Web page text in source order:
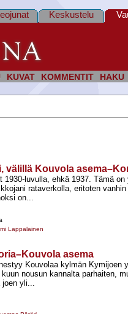
KUVAT KOMMENTIT HAKU
Keskustelu
välillä Kouvola
1930-​luvulla, ehkä 1937. Tämä on
rataverkolla, eritoten
on...
Lappalainen
asema
Kouvolaa kylmän Kymijoen
kuun nousun kannalta parhaiten,
joen yli...